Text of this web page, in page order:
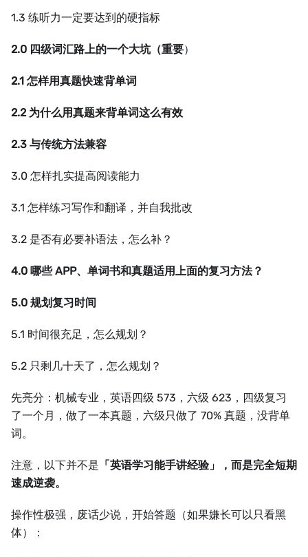
1.3 练听力一定要达到的硬指标
2.0 四级词汇路上的一个大坑（重要）
2.1 怎样用真题快速背单词
2.2 为什么用真题来背单词这么有效
2.3 与传统方法兼容
3.0 怎样扎实提高阅读能力
3.1 怎样练习写作和翻译，并自我批改
3.2 是否有必要补语法，怎么补？
4.0 哪些 APP、单词书和真题适用上面的复习方法？
5.0 规划复习时间
5.1 时间很充足，怎么规划？
5.2 只剩几十天了，怎么规划？
先亮分：机械专业，英语四级 573，六级 623，四级复习
了一个月，做了一本真题，六级只做了 70% 真题，没背单
词。
注意，以下并不是 「英语学习能手讲经验」，而是完全短期
速成逆袭。
操作性极强，废话少说，开始答题（如果嫌长可以只看黑
体）：